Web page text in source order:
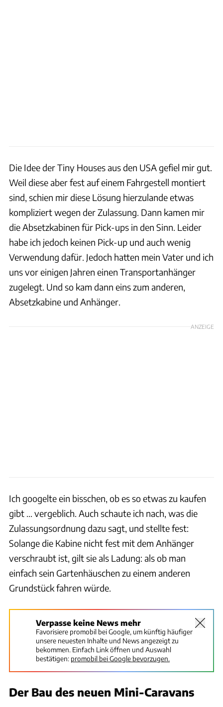
Die Idee der Tiny Houses aus den USA gefiel mir gut.
Weil diese aber fest auf einem Fahrgestell montiert
sind, schien mir diese Lösung hierzulande etwas
kompliziert wegen der Zulassung. Dann kamen mir
die Absetzkabinen für Pick-ups in den Sinn. Leider
habe ich jedoch keinen Pick-up und auch wenig
Verwendung dafür. Jedoch hatten mein Vater und ich
uns vor einigen Jahren einen Transportanhänger
zugelegt. Und so kam dann eins zum anderen,
Absetzkabine und Anhänger.
ANZEIGE
Ich googelte ein bisschen, ob es so etwas zu kaufen
gibt ... vergeblich. Auch schaute ich nach, was die
Zulassungsordnung dazu sagt, und stellte fest:
Solange die Kabine nicht fest mit dem Anhänger
verschraubt ist, gilt sie als Ladung: als ob man
einfach sein Gartenhäuschen zu einem anderen
Grundstück fahren würde.
Verpasse keine News mehr
Favorisiere promobil bei Google, um künftig häufiger
unsere neuesten Inhalte und News angezeigt zu
bekommen. Einfach Link öffnen und Auswahl
bestätigen: promobil bei Google bevorzugen.
Der Bau des neuen Mini-CaravansDaniel Schwandt